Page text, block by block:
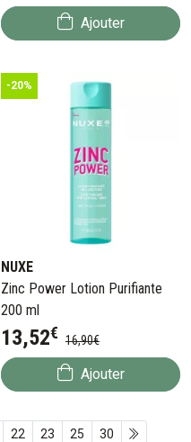
Ajouter
-20%
NUXE
Zinc Power Lotion Purifiante
200 ml
13,52€ 16,90€
Ajouter
22 23 25 30